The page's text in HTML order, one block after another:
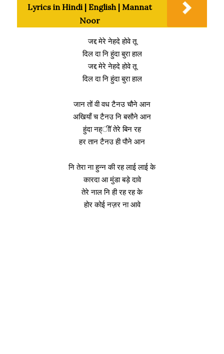
Lyrics in Hindi | English | Mannat
Noor
जद्द मेरे नेहदे होवे तू
दिल दा नि हुंदा बुरा हाल
जद्द मेरे नेहदे होवे तू
दिल दा नि हुंदा बुरा हाल
जान तों वी वध टैनउ चौने आन
अखियाँ च टैनउ नि बसौने आन
हुंदा नह्ीॉ तेरे बिन रह
हर तान टैनउ ही पौने आन
नि तेरा ना हुन्न की रह लाई लाई के
कारदा आ मुंडा बड़े दावे
तेरे नाल नि ही रह रह के
होर कोई नज़र ना आवे